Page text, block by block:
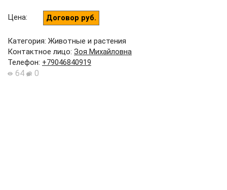
Цена: Договор руб.
Категория: Животные и растения
Контактное лицо: Зоя Михайловна
Телефон: +79046840919
64 0